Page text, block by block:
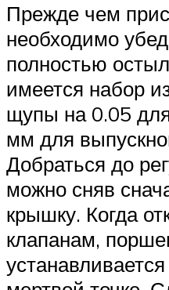
Прежде чем
необходимо
полностью
имеется набор
щупы на 0.05
мм для
Добраться до
можно сняв
крышку. Когда
клапанам,